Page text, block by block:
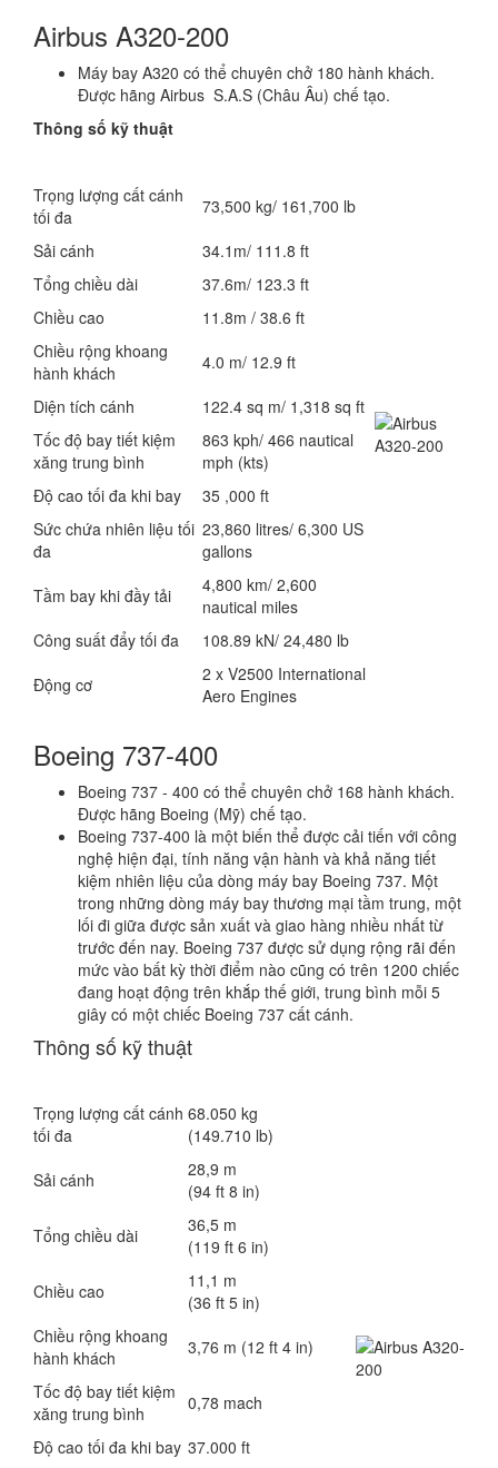
Airbus A320-200
Máy bay A320 có thể chuyên chở 180 hành khách.
Được hãng Airbus S.A.S (Châu Âu) chế tạo.
Thông số kỹ thuật
Trọng lượng cất cánh
tối đa
73,500 kg/ 161,700 lb
Sải cánh
34.1m/ 111.8 ft
Tổng chiều dài
37.6m/ 123.3 ft
Chiều cao
11.8m / 38.6 ft
Chiều rộng khoang
hành khách
4.0 m/ 12.9 ft
Diện tích cánh
122.4 sq m/ 1,318 sq ft
Tốc độ bay tiết kiệm
xăng trung bình
863 kph/ 466 nautical
mph (kts)
Độ cao tối đa khi bay
35 ,000 ft
Sức chứa nhiên liệu tối
đa
23,860 litres/ 6,300 US
gallons
Tầm bay khi đầy tải
4,800 km/ 2,600
nautical miles
Công suất đẩy tối đa
108.89 kN/ 24,480 lb
Động cơ
2 x V2500 International
Aero Engines
Boeing 737-400
Boeing 737 - 400 có thể chuyên chở 168 hành khách.
Được hãng Boeing (Mỹ) chế tạo.
Boeing 737-400 là một biến thể được cải tiến với công
nghệ hiện đại, tính năng vận hành và khả năng tiết
kiệm nhiên liệu của dòng máy bay Boeing 737. Một
trong những dòng máy bay thương mại tầm trung, một
lối đi giữa được sản xuất và giao hàng nhiều nhất từ
trước đến nay. Boeing 737 được sử dụng rộng rãi đến
mức vào bất kỳ thời điểm nào cũng có trên 1200 chiếc
đang hoạt động trên khắp thế giới, trung bình mỗi 5
giây có một chiếc Boeing 737 cất cánh.
Thông số kỹ thuật
Trọng lượng cất cánh
tối đa
68.050 kg
(149.710 lb)
Sải cánh
28,9 m
(94 ft 8 in)
Tổng chiều dài
36,5 m
(119 ft 6 in)
Chiều cao
11,1 m
(36 ft 5 in)
Chiều rộng khoang
hành khách
3,76 m (12 ft 4 in)
Tốc độ bay tiết kiệm
xăng trung bình
0,78 mach
Độ cao tối đa khi bay 37.000 ft